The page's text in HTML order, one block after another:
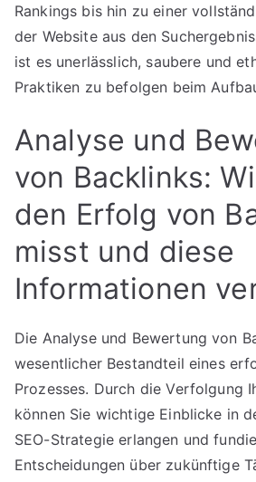
Rankings bis hin zu einer
der Website aus den
ist es unerlässlich, saubere und
Praktiken zu befolgen beim
Analyse und
von Backlinks:
den Erfolg von
misst und diese
Informationen
Die Analyse und Bewertung von
wesentlicher Bestandteil eines
Prozesses. Durch die Verfolgung
können Sie wichtige Einblicke in
SEO-Strategie erlangen und
Entscheidungen über zukünftige